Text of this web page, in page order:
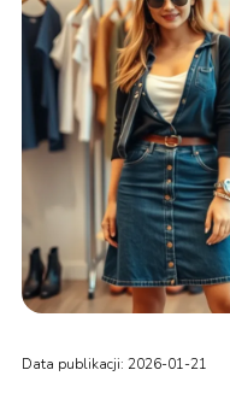
Data publikacji: 2026-01-21